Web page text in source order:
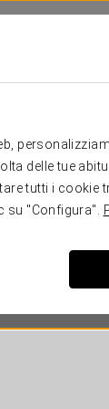
delle tue
tutti i cookie
su "Configura".